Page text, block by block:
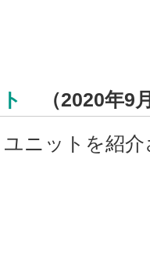
（2020年9
ユニットを紹